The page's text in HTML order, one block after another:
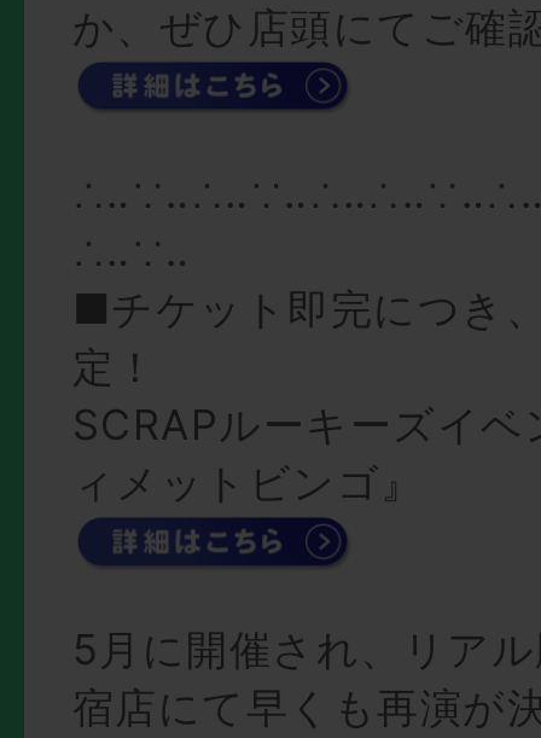
か、ぜひ店頭にてご確
∴‥∵‥
■チケット即完につき
定！
SCRAPルーキーズイ
ィメットビンゴ』
5月に開催され、リア
宿店にて早くも再演が